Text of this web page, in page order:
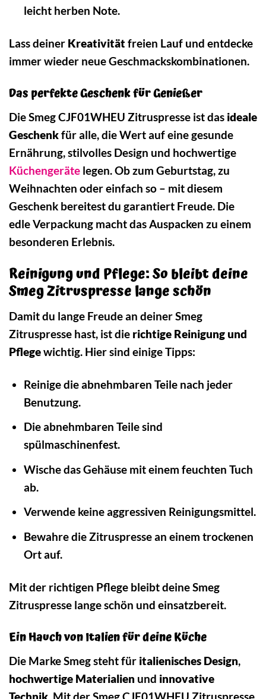
leicht herben Note.
Lass deiner Kreativität freien Lauf und entdecke
immer wieder neue Geschmackskombinationen.
Das perfekte Geschenk für Genießer
Die Smeg CJF01WHEU Zitruspresse ist das ideale
Geschenkfür alle, die Wert auf eine gesunde
Ernährung, stilvolles Design und hochwertige
Küchengeräte legen. Ob zum Geburtstag, zu
Weihnachten oder einfach so – mit diesem
Geschenk bereitest du garantiert Freude. Die
edle Verpackung macht das Auspacken zu einem
besonderen Erlebnis.
Reinigung und Pflege: So bleibt deine
Smeg Zitruspresse lange schön
Damit du lange Freude an deiner Smeg
Zitruspresse hast, ist die richtige Reinigung und
Pflegewichtig. Hier sind einige Tipps:
Reinige die abnehmbaren Teile nach jeder
Benutzung.
Die abnehmbaren Teile sind
spülmaschinenfest.
Wische das Gehäuse mit einem feuchten Tuch
ab.
Verwende keine aggressiven Reinigungsmittel.
Bewahre die Zitruspresse an einem trockenen
Ort auf.
Mit der richtigen Pflege bleibt deine Smeg
Zitruspresse lange schön und einsatzbereit.
Ein Hauch von Italien für deine Küche
Die Marke Smeg steht für italienisches Design,
hochwertige Materialien und innovative